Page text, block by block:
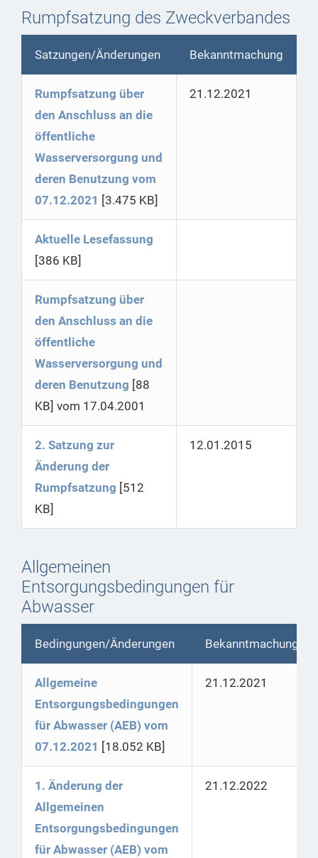
Rumpfsatzung des Zweckverbandes
Satzungen/Änderungen Bekanntmachung
Rumpfsatzung über
den Anschluss an die
öffentliche
Wasserversorgung und
deren Benutzung vom
07.12.2021 [3.475 KB]
21.12.2021
Aktuelle Lesefassung
[386 KB]
Rumpfsatzung über
den Anschluss an die
öffentliche
Wasserversorgung und
deren Benutzung [88
KB] vom 17.04.2001
2. Satzung zur
Änderung der
Rumpfsatzung [512
KB]
12.01.2015
Allgemeinen
Entsorgungsbedingungen für
Abwasser
Bedingungen/Änderungen Bekanntmachung
Allgemeine
Entsorgungsbedingungen
für Abwasser (AEB) vom
07.12.2021 [18.052 KB]
21.12.2021
1. Änderung der
Allgemeinen
Entsorgungsbedingungen
für Abwasser (AEB) vom
21.12.2022